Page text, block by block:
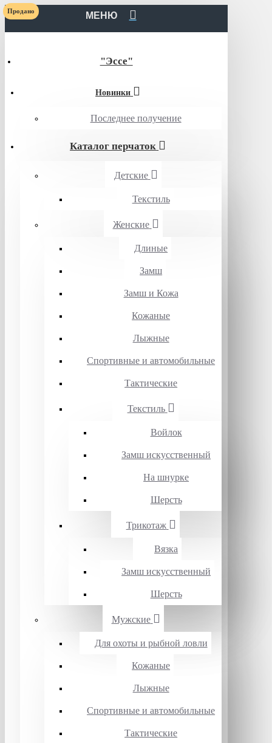
МЕНЮ
"Эссе"
Новинки
Последнее получение
Каталог перчаток
Детские
Текстиль
Женские
Длиные
Замш
Замш и Кожа
Кожаные
Лыжные
Спортивные и автомобильные
Тактические
Текстиль
Войлок
Замш искусственный
На шнурке
Шерсть
Трикотаж
Вязка
Замш искусственный
Шерсть
Мужские
Для охоты и рыбной ловли
Кожаные
Лыжные
Спортивные и автомобильные
Тактические
Продано